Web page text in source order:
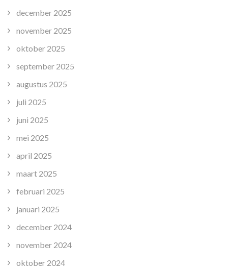
december 2025
november 2025
oktober 2025
september 2025
augustus 2025
juli 2025
juni 2025
mei 2025
april 2025
maart 2025
februari 2025
januari 2025
december 2024
november 2024
oktober 2024